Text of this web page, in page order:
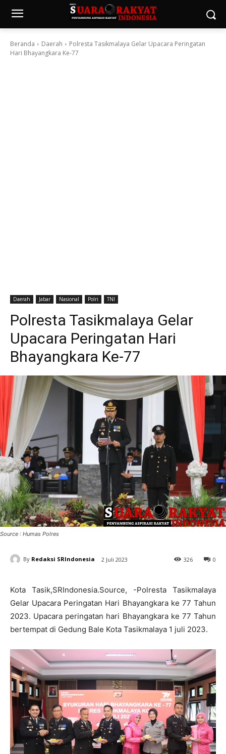
Beranda Daerah
Polresta Tasikmalaya Gelar Upacara Peringatan
Hari Bhayangkara Ke-77
Daerah Jabar Nasional Polri TNI
Polresta Tasikmalaya Gelar
Upacara Peringatan Hari
Bhayangkara Ke-77
Source : Humas Polres
By Redaksi SRIndonesia 2 Juli 2023 0
326
Kota Tasik,SRIndonesia.Source, -Polresta Tasikmalaya
Gelar Upacara Peringatan Hari Bhayangkara ke 77 Tahun
2023. Upacara peringatan hari Bhayangkara ke 77 Tahun
bertempat di Gedung Bale Kota Tasikmalaya 1 juli 2023.